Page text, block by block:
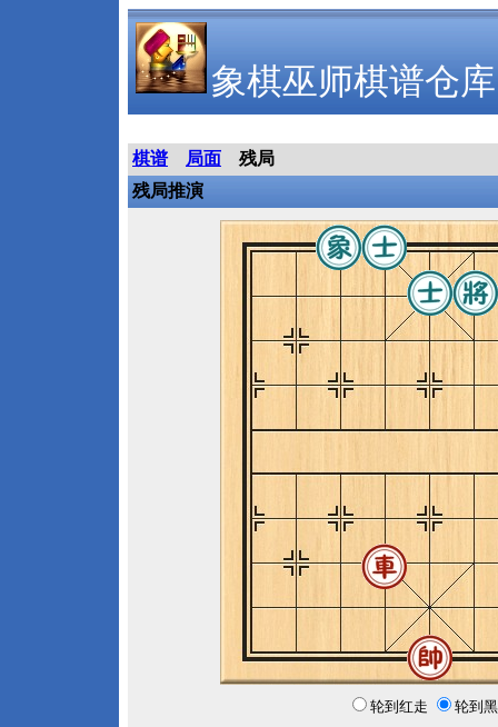
象棋巫师棋谱仓库
棋谱 局面
残局
残局推演
轮到红走 轮到